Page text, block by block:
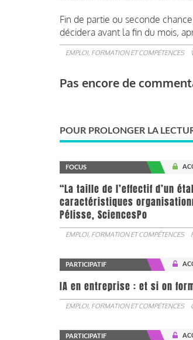
Fin de partie ou seconde
décidera avant la fin du mois,
EMPLOI, FORMATION ET COMPÉTENCES
Pas encore de
POUR PROLONGER LA
FOCUS
“La taille de l’effectif d’un
caractéristiques
Pélisse, SciencesPo
EMPLOI, FORMATION ET COMPÉTENCES
PARTICIPATIF
IA en entreprise : et si on
EMPLOI, FORMATION ET COMPÉTENCES
PARTICIPATIF